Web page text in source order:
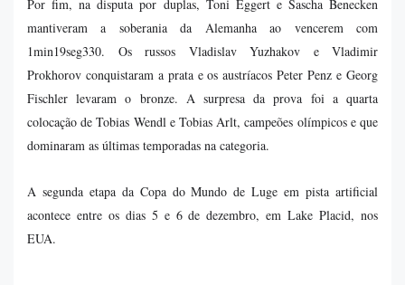
Por fim, na disputa por duplas, Toni Eggert e Sascha Benecken
mantiveram a soberania da Alemanha ao vencerem com
1min19seg330. Os russos Vladislav Yuzhakov e Vladimir
Prokhorov conquistaram a prata e os austríacos Peter Penz e Georg
Fischler levaram o bronze. A surpresa da prova foi a quarta
colocação de Tobias Wendl e Tobias Arlt, campeões olímpicos e que
dominaram as últimas temporadas na categoria.
A segunda etapa da Copa do Mundo de Luge em pista artificial
acontece entre os dias 5 e 6 de dezembro, em Lake Placid, nos
EUA.